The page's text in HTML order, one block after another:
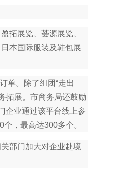
拓展览、荟源展览、
本国际服装及鞋包展
单。除了组团“走出
拓展。市商务局还鼓励
企业通过该平台线上参
，最高达300多个。
部门加大对企业赴境